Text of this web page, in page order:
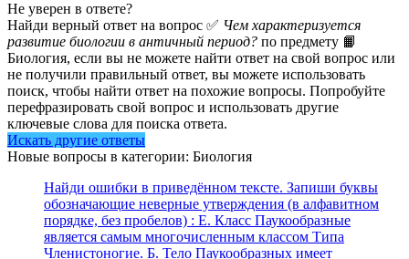
Не уверен в ответе?
Найди верный ответ на вопрос ✅ Чем характеризуется
развитие биологии в античный период? по предмету 📙
Биология, если вы не можете найти ответ на свой вопрос или
не получили правильный ответ, вы можете использовать
поиск, чтобы найти ответ на похожие вопросы. Попробуйте
перефразировать свой вопрос и использовать другие
ключевые слова для поиска ответа.
Искать другие ответы
Новые вопросы в категории: Биология
Найди ошибки в приведённом тексте. Запиши буквы
обозначающие неверные утверждения (в алфавитном
порядке, без пробелов) : Е. Класс Паукообразные
является самым многочисленным классом Типа
Членистоногие. Б. Тело Паукообразных имеет